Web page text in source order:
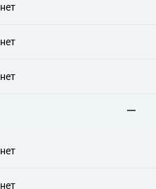
нет
нет
нет
нет
нет